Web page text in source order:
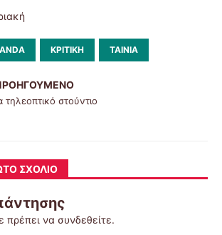
ΚΡΙΤΙΚΉ ΤΑΙΝΊΑ
τηλεοπτικό στούντιο
ΣΧΌΛΙΟ
πρέπει να συνδεθείτε.